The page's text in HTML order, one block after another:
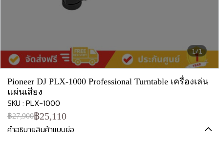
1/1
Pioneer DJ PLX-1000 Professional Turntable เครื่องเล่น
แผ่นเสียง
SKU : PLX-1000
฿27,900฿25,110
คำอธิบายสินค้าแบบย่อ